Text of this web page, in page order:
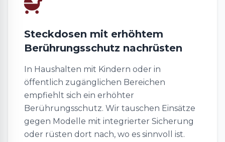
Steckdosen mit erhöhtem
Berührungsschutz nachrüsten
In Haushalten mit Kindern oder in
öffentlich zugänglichen Bereichen
empfiehlt sich ein erhöhter
Berührungsschutz. Wir tauschen Einsätze
gegen Modelle mit integrierter Sicherung
oder rüsten dort nach, wo es sinnvoll ist.